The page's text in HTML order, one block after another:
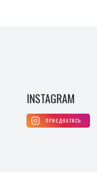
INSTAGRAM
ПРИЄДНАТИСЬ